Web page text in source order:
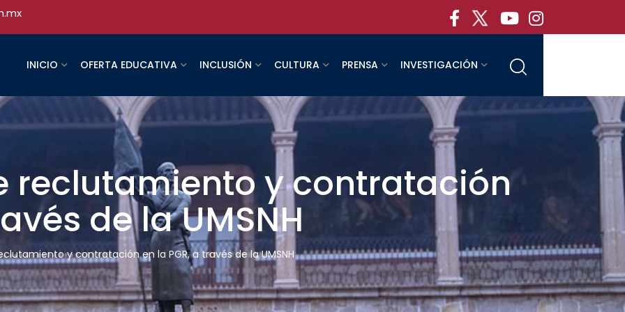
INICIO OFERTA EDUCATIVA INCLUSIÓN CULTURA PRENSA INVESTIGACIÓN
reclutamiento y contratación
de la UMSNH
y contratación en la PGR, a través de la UMSNH